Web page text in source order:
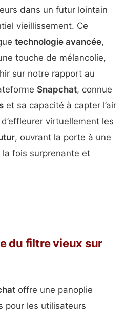
dans un futur lointain
vieillissement. Ce
technologie avancée,
touche de mélancolie,
sur notre rapport au
Snapchat, connue
et sa capacité à capter l’air
virtuellement les
, ouvrant la porte à une
fois surprenante et
du filtre vieux sur
offre une panoplie
pour les utilisateurs